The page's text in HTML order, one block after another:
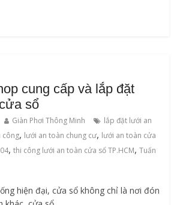
cung cấp và lắp đặt
sổ
Giàn Phơi Thông Minh
lắp đặt lưới an
công, lưới an toàn chung cư, lưới an toàn cửa
,thi công lưới an toàn cửa sổ TP.HCM,Tuấn
hiện đại, cửa sổ không chỉ là nơi đón